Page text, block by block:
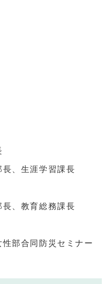
、生涯学習課長
、教育総務課長
部合同防災セミナー